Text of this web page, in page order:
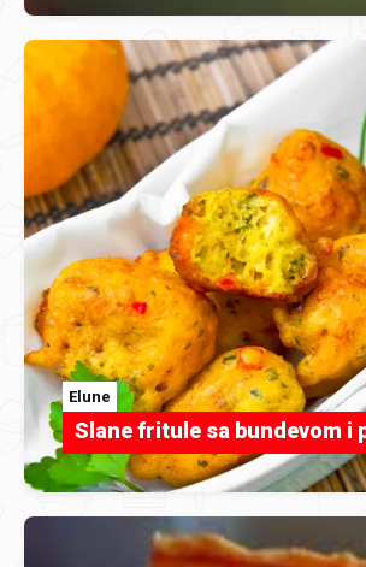
Elune
Slane fritule sa bundevom i